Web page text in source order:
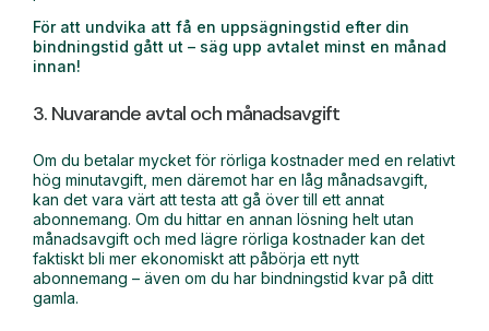
För att undvika att få en uppsägningstid efter din
bindningstid gått ut – säg upp avtalet minst en månad
innan!
3. Nuvarande avtal och månadsavgift
Om du betalar mycket för rörliga kostnader med en relativt
hög minutavgift, men däremot har en låg månadsavgift,
kan det vara värt att testa att gå över till ett annat
abonnemang. Om du hittar en annan lösning helt utan
månadsavgift och med lägre rörliga kostnader kan det
faktiskt bli mer ekonomiskt att påbörja ett nytt
abonnemang – även om du har bindningstid kvar på ditt
gamla.